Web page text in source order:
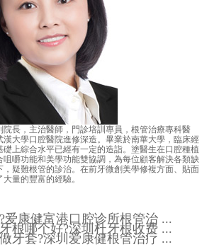
長，主治醫師，門診培訓專員，根管治療專科醫
大學口腔醫院進修深造。畢業於南華大學，臨床經
上綜合水平已經有一定的造詣。塗醫生在口腔種植
嚼功能和美學功能雙協調，為每位顧客解決各類缺
疑難根管的診治。在前牙微創美學修複方面、貼面
量的豐富的經驗。
爱康健富港口腔诊所根管治 ...
根哪个好?深圳杜牙根收费 ...
牙套?深圳爱康健根管治疗 ...